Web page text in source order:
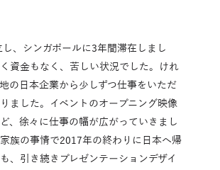
、シンガポールに3年間滞在しまし
資金もなく、苦しい状況でした。けれ
の日本企業から少しずつ仕事をいただ
ました。イベントのオープニング映像
、徐々に仕事の幅が広がっていきまし
族の事情で2017年の終わりに日本へ帰
、引き続きプレゼンテーションデザイ